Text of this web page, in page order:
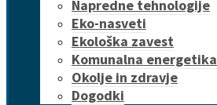
Napredne tehnologije
Eko-nasveti
Ekološka zavest
Komunalna energetika
Okolje in zdravje
Dogodki